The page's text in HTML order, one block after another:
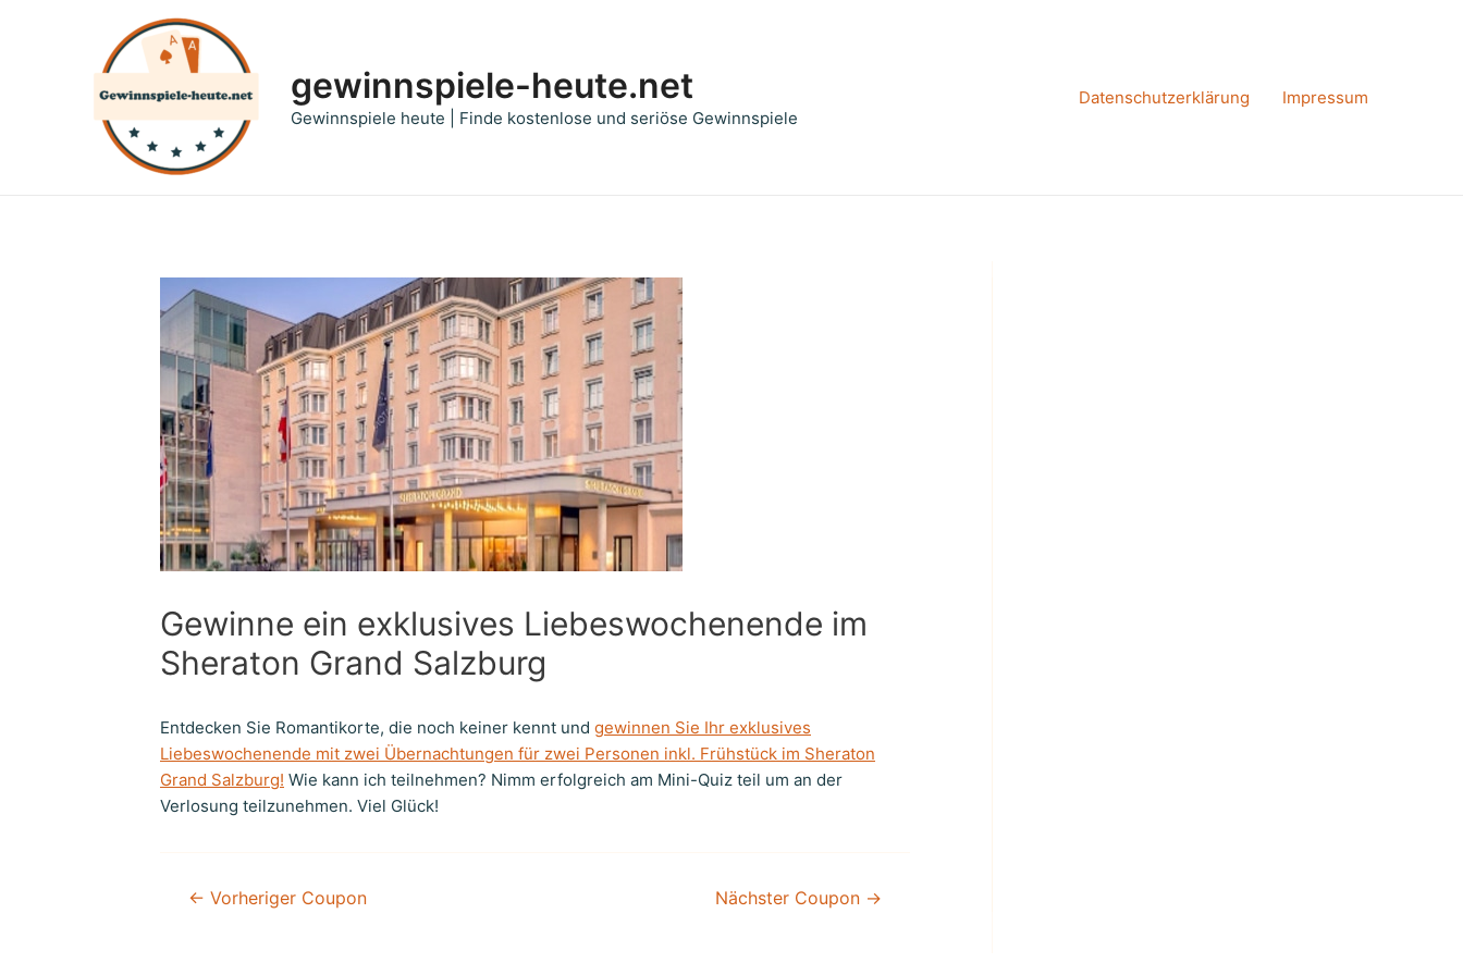
gewinnspiele-heute.net
Gewinnspiele heute | Finde kostenlose und seriöse Gewinnspiele
Datenschutzerklärung Impressum
Gewinne ein exklusives Liebeswochenende im
Sheraton Grand Salzburg
Entdecken Sie Romantikorte, die noch keiner kennt und gewinnen Sie Ihr exklusives
Liebeswochenende mit zwei Übernachtungen für zwei Personen inkl. Frühstück im Sheraton
Grand Salzburg! Wie kann ich teilnehmen? Nimm erfolgreich am Mini-Quiz teil um an der
Verlosung teilzunehmen. Viel Glück!
← Vorheriger Coupon Nächster Coupon →